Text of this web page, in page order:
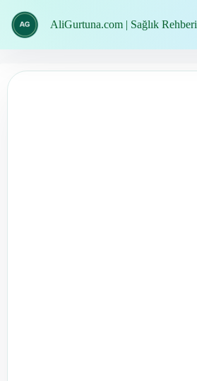
geç
AliGurtuna.com | Sağlık Rehberi